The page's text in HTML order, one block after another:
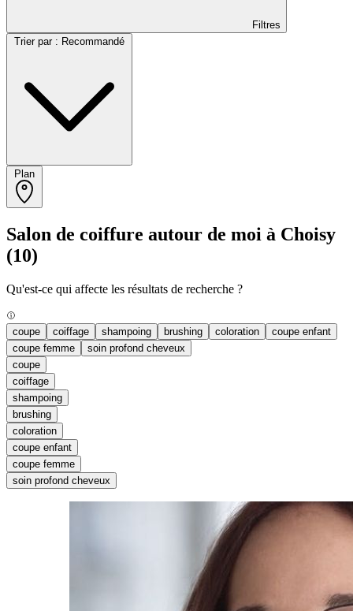
Filtres
Salon de coiffure autour de moi à Choisy
(10)
Qu'est-ce qui affecte les résultats de recherche ?
coupe coiffage shampoing brushing coloration
coupe enfant
coupe femme
soin profond cheveux
coupe
coiffage
shampoing
brushing
coloration
coupe enfant
coupe femme
soin profond cheveux